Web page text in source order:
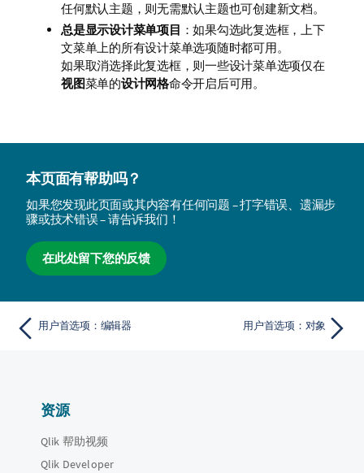
任何默认主题，则无需默认主题也可创建新文档。
总是显示设计菜单项目 ：如果勾选此复选框，上下
文菜单上的所有设计菜单选项随时都可用。
如果取消选择此复选框，则一些设计菜单选项仅在
视图菜单的设计网格命令开启后可用。
本页面有帮助吗？
如果您发现此页面或其内容有任何问题 – 打字错误、遗漏步
骤或技术错误 – 请告诉我们！
在此处留下您的反馈
用户首选项：编辑器 用户首选项：对象
资源
Qlik 帮助视频
Qlik Developer